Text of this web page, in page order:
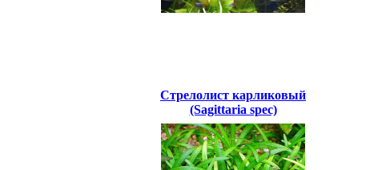
Стрелолист карликовый
(Sagittaria spec)